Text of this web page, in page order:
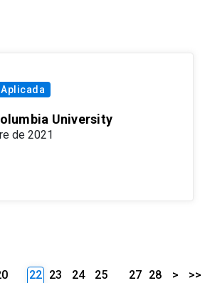
University
de 2021
22 23 24
25
27 28 > >>